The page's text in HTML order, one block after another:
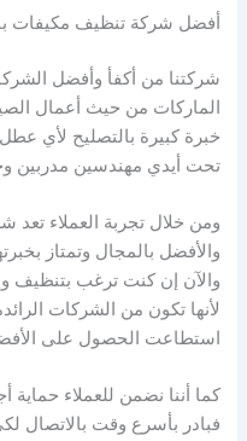
أفضل شركة تنظيف مكيفات
شركتنا من أكفأ وأفضل
الماركات من حيث أعمال
خبرة كبيرة بالتصليح لأي عطل
تحت أيدي مهندسين مدربين
ومن خلال تجربة العملاء تعد
والأفضل بالمجال وتمتاز
والآن إن كنت ترغب بتنظيف
لأنها تكون من الشركات
استطاعت الحصول على
كما أننا نضمن للعملاء
فبادر بأسرع وقت بالاتصال